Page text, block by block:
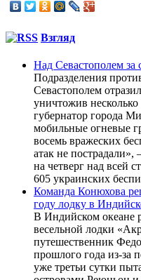
Взгляд
Над Севастополем
Подразделения
Севастополем
уничтожив
губернатор города
мобильные огневые
восемь вражеских
атак не
на четверг над всей
605 украинских
Команда Конюхова
году лодку в
В Индийском океане
весельной лодки
путешественник
прошлого года из-за
уже третьи сутки